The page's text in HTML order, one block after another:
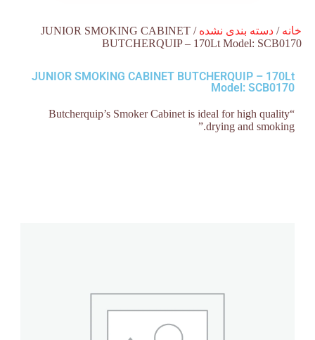
خانه / دسته بندی نشده
/ JUNIOR SMOKING CABINET
BUTCHERQUIP – 170Lt Model: SCB0170
JUNIOR SMOKING CABINET BUTCHERQUIP – 170Lt
Model: SCB0170
“Butcherquip’s Smoker Cabinet is ideal for high quality
drying and smoking.”